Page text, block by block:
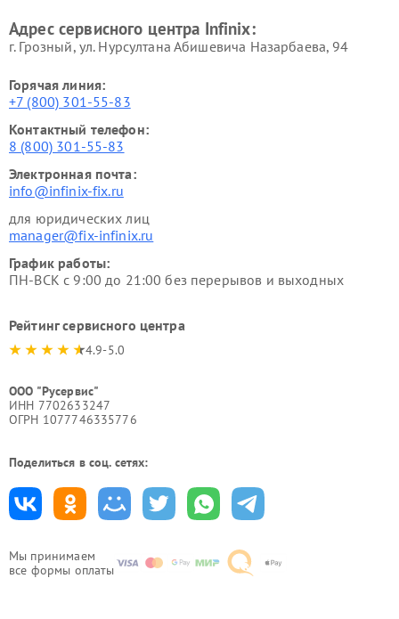
Мы принимаем
все формы оплаты
Адрес сервисного центра Infinix:
г. Грозный, ул. Нурсултана Абишевича Назарбаева, 94
Горячая линия:
+7 (800) 301-55-83
Контактный телефон:
8 (800) 301-55-83
Электронная почта:
info@infinix-fix.ru
для юридических лиц
manager@fix-infinix.ru
График работы:
ПН-ВСК с 9:00 до 21:00 без перерывов и выходных
Рейтинг сервисного центра
4.9-5.0
ООО "Русервис"
ИНН 7702633247
ОГРН 1077746335776
Поделиться в соц. сетях: